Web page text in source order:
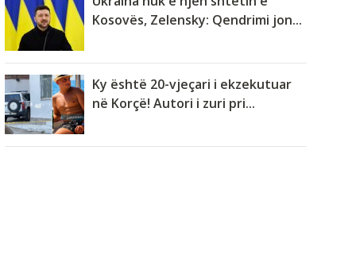
Kosovës, Zelensky: Qendrimi jon...
Ky është 20-vjeçari i ekzekutuar
në Korçë! Autori i zuri pri...